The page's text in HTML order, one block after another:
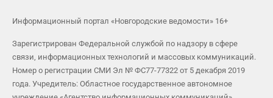
Информационный портал «Новгородские ведомости» 16+
Зарегистрирован Федеральной службой по надзору в сфере
связи, информационных технологий и массовых коммуникаций.
Номер о регистрации СМИ Эл № ФС77-77322 от 5 декабря 2019
года. Учредитель: Областное государственное автономное